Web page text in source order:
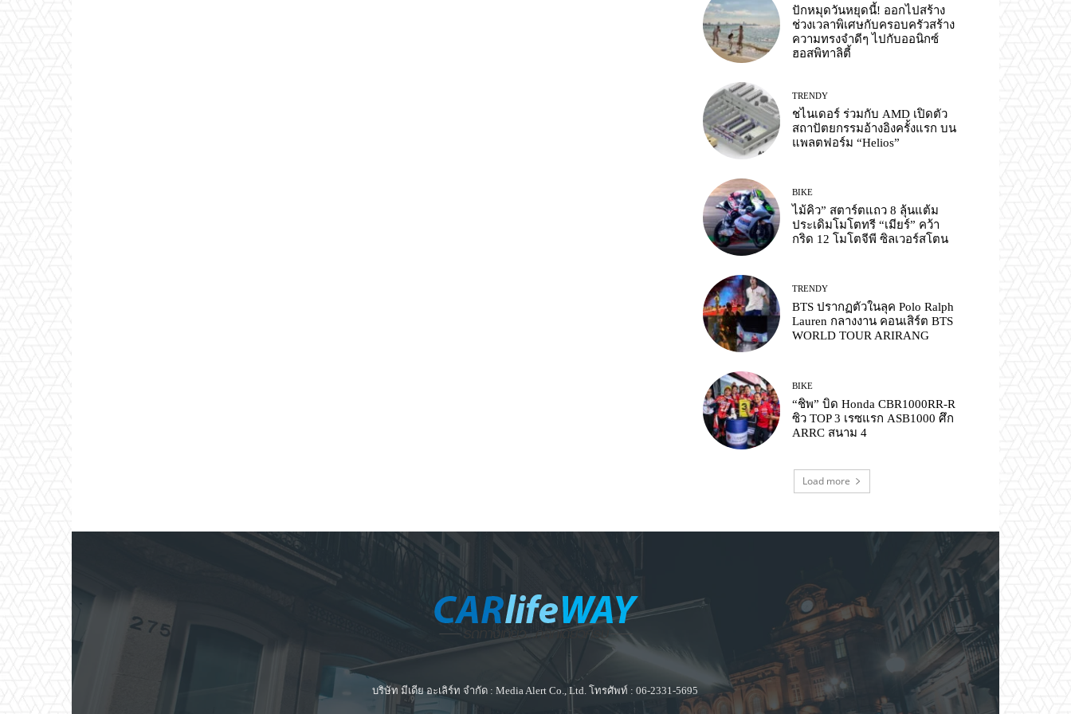
ปักหมุดวันหยุดนี้! ออกไปสร้าง
ช่วงเวลาพิเศษกับครอบครัวสร้าง
ความทรงจำดีๆ ไปกับออนิกซ์
ฮอสพิทาลิตี้
TRENDY
ชไนเดอร์ ร่วมกับ AMD เปิดตัว
สถาปัตยกรรมอ้างอิงครั้งแรก บน
แพลตฟอร์ม “Helios”
BIKE
ไม้คิว” สตาร์ตแถว 8 ลุ้นแต้ม
ประเดิมโมโตทรี “เมียร์” คว้า
กริด 12 โมโตจีพี ซิลเวอร์สโตน
TRENDY
BTS ปรากฏตัวในลุค Polo Ralph
Lauren กลางงาน คอนเสิร์ต BTS
WORLD TOUR ARIRANG
BIKE
“ชิพ” บิด Honda CBR1000RR-R
ซิว TOP 3 เรซแรก ASB1000 ศึก
ARRC สนาม 4
Load more
บริษัท มีเดีย อะเลิร์ท จำกัด : Media Alert Co., Ltd. โทรศัพท์ : 06-2331-5695